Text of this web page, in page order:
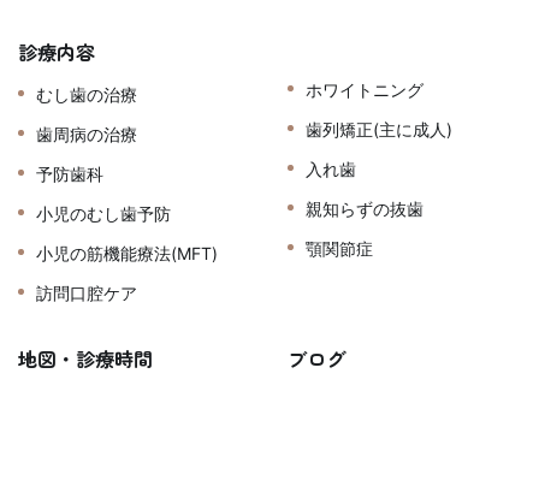
診療内容
むし歯の治療
歯周病の治療
予防歯科
小児のむし歯予防
小児の筋機能療法(MFT)
訪問口腔ケア
ホワイトニング
歯列矯正(主に成人)
入れ歯
親知らずの抜歯
顎関節症
地図・診療時間 ブログ